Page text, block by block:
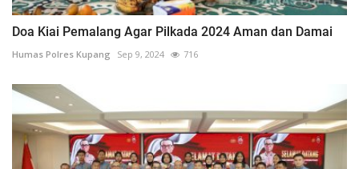
Doa Kiai Pemalang Agar Pilkada 2024 Aman dan Damai
Humas Polres Kupang Sep 9, 2024 716